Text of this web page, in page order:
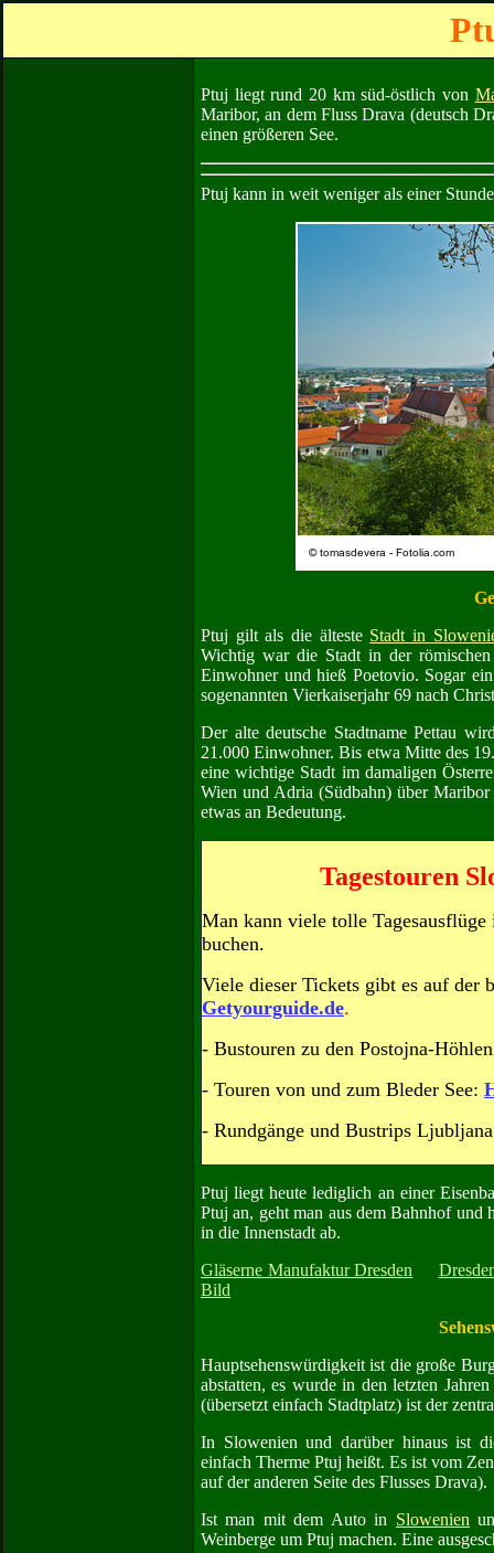
Ptuj liegt rund 20 km süd-östlich von
Maribor, an dem Fluss Drava (deutsch
einen größeren See.
Ptuj kann in weit weniger als einer
Ptuj gilt als die älteste Stadt in
Wichtig war die Stadt in der
Einwohner und hieß Poetovio. Sogar
sogenannten Vierkaiserjahr 69 nach
Der alte deutsche Stadtname Pettau
21.000 Einwohner. Bis etwa Mitte des
eine wichtige Stadt im damaligen
Wien und Adria (Südbahn) über
etwas an Bedeutung.
Tagestouren
Man kann viele tolle
buchen.
Viele dieser Tickets gibt es auf der
Getyourguide.de.
- Bustouren zu den Postojna-
- Touren von und zum Bleder See:
- Rundgänge und Bustrips
Ptuj liegt heute lediglich an einer
Ptuj an, geht man aus dem Bahnhof
in die Innenstadt ab.
Gläserne Manufaktur Dresden
Bild
Hauptsehenswürdigkeit ist die große
abstatten, es wurde in den letzten
(übersetzt einfach Stadtplatz) ist der
In Slowenien und darüber hinaus ist
einfach Therme Ptuj heißt. Es ist vom
auf der anderen Seite des Flusses Drava).
Ist man mit dem Auto in Slowenien
Weinberge um Ptuj machen. Eine